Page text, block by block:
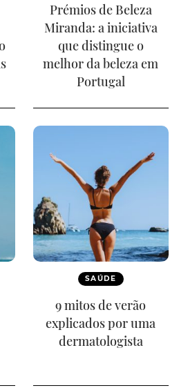
Prémios de Beleza
Miranda: a iniciativa
que distingue o
melhor da beleza em
Portugal
SAÚDE
9 mitos de verão
explicados por uma
dermatologista